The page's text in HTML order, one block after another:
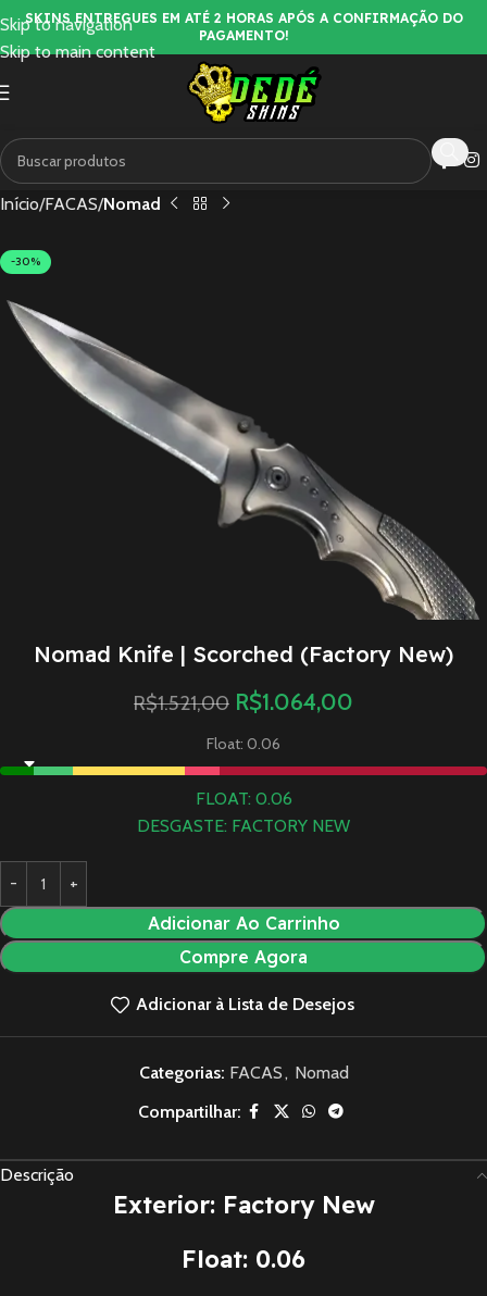
Skip to navigation
Skip to main content
SKINS ENTREGUES EM ATÉ 2 HORAS APÓS A CONFIRMAÇÃO DO
PAGAMENTO!
Início FACAS Nomad
-30%
Nomad Knife | Scorched (Factory New)
R$1.521,00 R$1.064,00
Float: 0.06
FLOAT: 0.06
DESGASTE: FACTORY NEW
Adicionar Ao Carrinho
Compre Agora
Adicionar à Lista de Desejos
Categorias: FACAS, Nomad
Compartilhar:
Descrição
Exterior: Factory New
Float: 0.06